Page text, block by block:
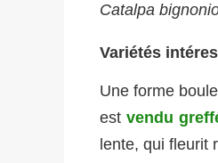
Catalpa
Variétés
Une forme
estvendu
lente, qui fleurit